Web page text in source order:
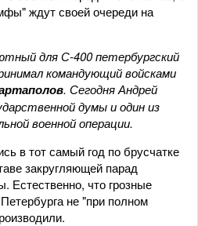
ждут своей очереди на
для С-400 петербургский
командующий войсками
. Сегодня Андрей
думы и один из
военной операции.
в тот самый год по брусчатке
закругляющей парад
Естественно, что грозные
не "при полном